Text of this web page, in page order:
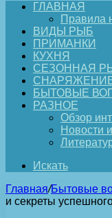
ГЛАВНАЯ
Правила
ВИДЫ РЫБ
ПРИМАНКИ
КУХНЯ
СЕЗОННАЯ
БЫТОВЫЕ
РАЗНОЕ
Обзор
Новости
Искать
Главная/Бытовые
и секреты